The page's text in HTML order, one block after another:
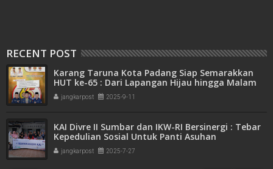
RECENT POST
Karang Taruna Kota Padang Siap Semarakkan
HUT ke-65 : Dari Lapangan Hijau hingga Malam
Kebersamaan
jangkarpost 2025-9-11
KAI Divre II Sumbar dan IKW-RI Bersinergi : Tebar
Kepedulian Sosial Untuk Panti Asuhan
jangkarpost 2025-7-27